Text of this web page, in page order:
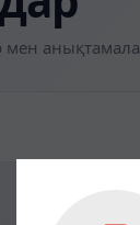
мен